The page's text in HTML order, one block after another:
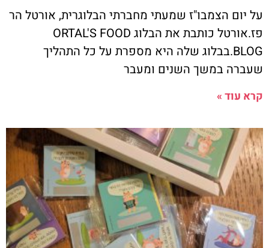
על יום הצמבו"ז שמעתי מחברתי הבלוגרית, אורטל הר
פז.אורטל כותבת את הבלוג ORTAL'S FOOD
BLOG.בבלוג שלה היא מספרת על כל התהליך
שעברה במשך השנים ומעבר
קרא עוד »